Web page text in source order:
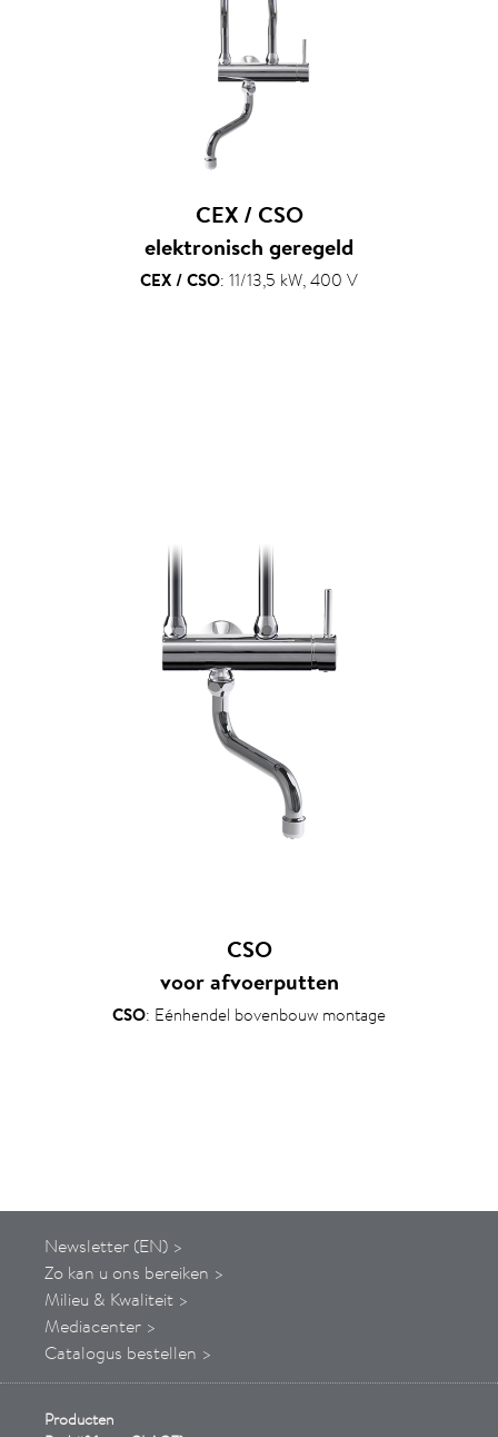
CEX / CSO
elektronisch geregeld
CEX / CSO: 11/13,5 kW, 400 V
CSO
voor afvoerputten
CSO: Eénhendel bovenbouw montage
Newsletter (EN) >
Zo kan u ons bereiken >
Milieu & Kwaliteit >
Mediacenter >
Catalogus bestellen >
Producten